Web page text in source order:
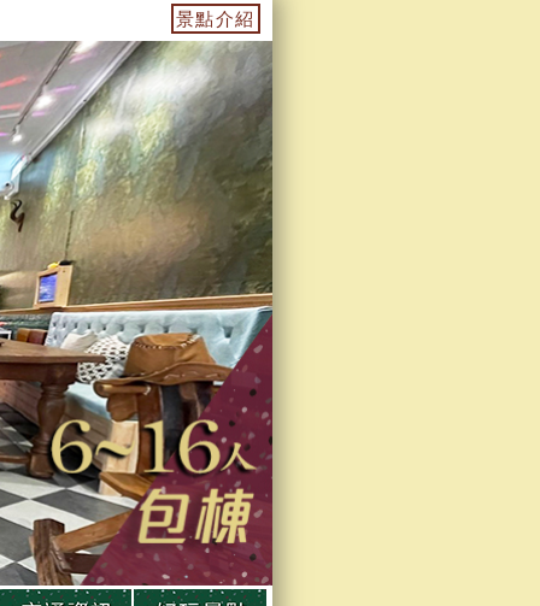
機/"雲霄飛車"電動麻將桌/ 免費停車場3或4台/米其林指
景點介紹